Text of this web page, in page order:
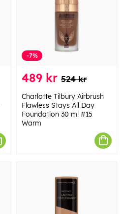
-7%
489 kr 524 kr
Charlotte Tilbury Airbrush
Flawless Stays All Day
Foundation 30 ml #15
Warm